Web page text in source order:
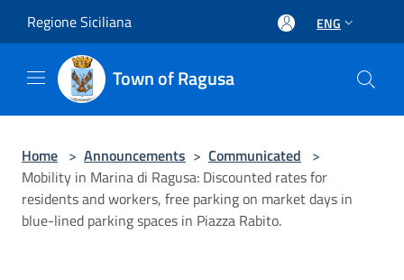
Regione Siciliana ENG
Town of Ragusa
Home > Announcements > Communicated >
Mobility in Marina di Ragusa: Discounted rates for
residents and workers, free parking on market days in
blue-lined parking spaces in Piazza Rabito.